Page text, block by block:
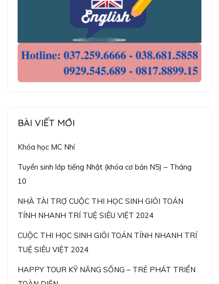
BÀI VIẾT MỚI
Khóa học MC Nhí
Tuyển sinh lớp tiếng Nhật (khóa cơ bản N5) – Tháng
10
NHÀ TÀI TRỢ CUỘC THI HỌC SINH GIỎI TOÁN
TÍNH NHANH TRÍ TUỆ SIÊU VIỆT 2024
CUỘC THI HỌC SINH GIỎI TOÁN TÍNH NHANH TRÍ
TUỆ SIÊU VIỆT 2024
HAPPY TOUR KỸ NĂNG SỐNG – TRẺ PHÁT TRIỂN